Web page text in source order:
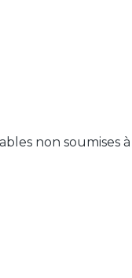
non soumises